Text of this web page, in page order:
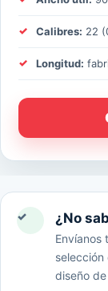
Calibres: 22
Longitud:
✓ ¿No
Envíanos
diseño